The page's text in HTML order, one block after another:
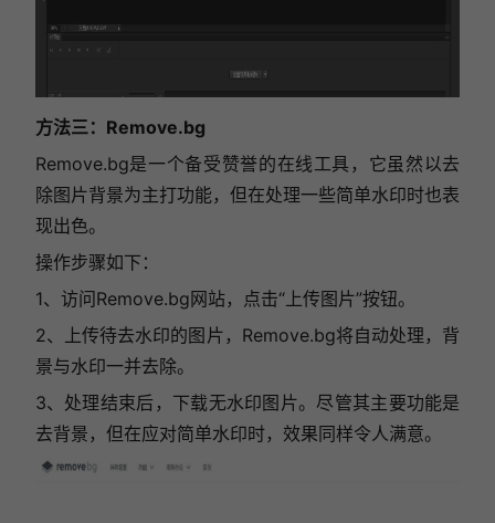
方法三：Remove.bg
Remove.bg是一个备受赞誉的在线工具，它虽然以去
除图片背景为主打功能，但在处理一些简单水印时也表
现出色。
操作步骤如下：
1、访问Remove.bg网站，点击“上传图片”按钮。
2、上传待去水印的图片，Remove.bg将自动处理，背
景与水印一并去除。
3、处理结束后，下载无水印图片。尽管其主要功能是
去背景，但在应对简单水印时，效果同样令人满意。